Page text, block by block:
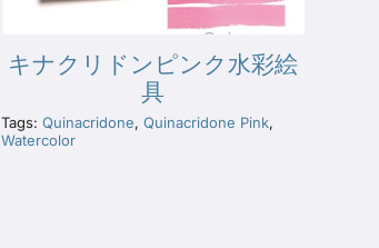
キナクリドンピンク水彩絵
具
Tags:Quinacridone,Quinacridone Pink,
Watercolor